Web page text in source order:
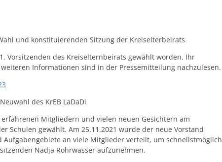
und konstituierenden Sitzung der Kreiselterbeirats
Vorsitzenden des Kreiselternbeirats gewählt worden. Ihr
Informationen sind in der Pressemitteilung nachzulesen.
des KrEB LaDaDi
Mitgliedern und vielen neuen Gesichtern am
Schulen gewählt. Am 25.11.2021 wurde der neue Vorstand
an viele Mitglieder verteilt, um schnellstmöglich
Nadja Rohrwasser aufzunehmen.